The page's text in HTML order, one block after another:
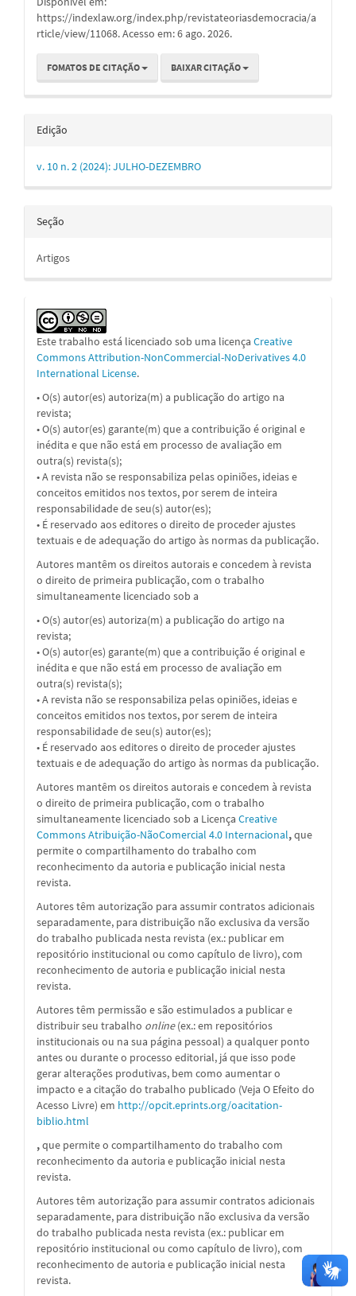
https://indexlaw.org/index.php/revistateoriasdemocracia/a
rticle/view/11068. Acesso em: 6 ago. 2026.
FOMATOS DE CITAÇÃO BAIXAR CITAÇÃO
Edição
v. 10 n. 2 (2024): JULHO-DEZEMBRO
Seção
Artigos
Este trabalho está licenciado sob uma licença Creative
Commons Attribution-NonCommercial-NoDerivatives 4.0
International License.
• O(s) autor(es) autoriza(m) a publicação do artigo na
revista;
• O(s) autor(es) garante(m) que a contribuição é original e
inédita e que não está em processo de avaliação em
outra(s) revista(s);
• A revista não se responsabiliza pelas opiniões, ideias e
conceitos emitidos nos textos, por serem de inteira
responsabilidade de seu(s) autor(es);
• É reservado aos editores o direito de proceder ajustes
textuais e de adequação do artigo às normas da publicação.
Autores mantêm os direitos autorais e concedem à revista
o direito de primeira publicação, com o trabalho
simultaneamente licenciado sob a
• O(s) autor(es) autoriza(m) a publicação do artigo na
revista;
• O(s) autor(es) garante(m) que a contribuição é original e
inédita e que não está em processo de avaliação em
outra(s) revista(s);
• A revista não se responsabiliza pelas opiniões, ideias e
conceitos emitidos nos textos, por serem de inteira
responsabilidade de seu(s) autor(es);
• É reservado aos editores o direito de proceder ajustes
textuais e de adequação do artigo às normas da publicação.
Autores mantêm os direitos autorais e concedem à revista
o direito de primeira publicação, com o trabalho
simultaneamente licenciado sob a Licença Creative
Commons Atribuição-NãoComercial 4.0 Internacional,que
permite o compartilhamento do trabalho com
reconhecimento da autoria e publicação inicial nesta
revista.
Autores têm autorização para assumir contratos adicionais
separadamente, para distribuição não exclusiva da versão
do trabalho publicada nesta revista (ex.: publicar em
repositório institucional ou como capítulo de livro), com
reconhecimento de autoria e publicação inicial nesta
revista.
Autores têm permissão e são estimulados a publicar e
distribuir seu trabalho online(ex.: em repositórios
institucionais ou na sua página pessoal) a qualquer ponto
antes ou durante o processo editorial, já que isso pode
gerar alterações produtivas, bem como aumentar o
impacto e a citação do trabalho publicado (Veja O Efeito do
Acesso Livre) em http://opcit.eprints.org/oacitation-
biblio.html
,que permite o compartilhamento do trabalho com
reconhecimento da autoria e publicação inicial nesta
revista.
Autores têm autorização para assumir contratos adicionais
separadamente, para distribuição não exclusiva da versão
do trabalho publicada nesta revista (ex.: publicar em
repositório institucional ou como capítulo de livro), com
reconhecimento de autoria e publicação inicial nesta
revista.